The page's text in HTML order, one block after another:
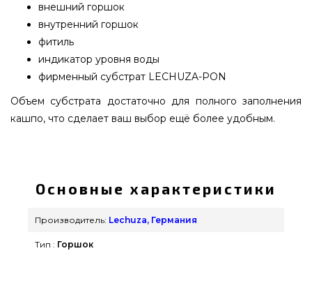
внешний горшок
внутренний горшок
фитиль
индикатор уровня воды
фирменный субстрат LECHUZA-PON
Объем субстрата достаточно для полного заполнения
кашпо, что сделает ваш выбор ещё более удобным.
Германия по нормальной стоимости всего 879
грн. в интернет каталоге грилей grillpoint.com.ua
Смотрите и заказывайте также Вазоны и горшки
Напишите прямо сейчас нашим сотрудникам на
Основные характеристики
Производитель: Lechuza, Германия
Тип : Горшок